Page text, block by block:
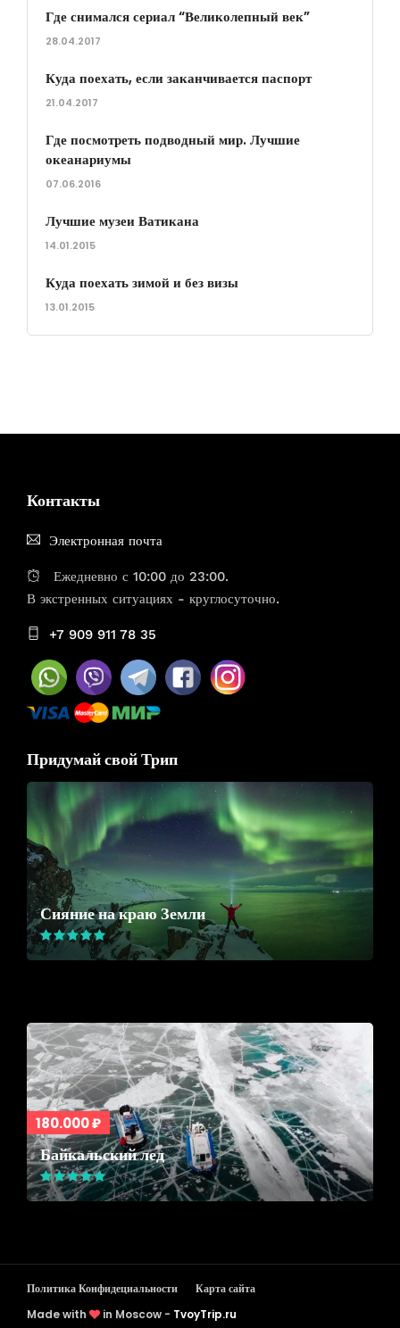
Где снимался сериал “Великолепный век”
28.04.2017
Куда поехать, если заканчивается паспорт
21.04.2017
Где посмотреть подводный мир. Лучшие
океанариумы
07.06.2016
Лучшие музеи Ватикана
14.01.2015
Куда поехать зимой и без визы
13.01.2015
Контакты
Электронная почта
Ежедневно с 10:00 до 23:00.
В экстренных ситуациях - круглосуточно.
+7 909 911 78 35
Придумай свой Трип
Сияние на краю Земли
180.000 ₽
Байкальский лед
Политика Конфидециальности
Карта сайта
Made with
in Moscow - TvoyTrip.ru